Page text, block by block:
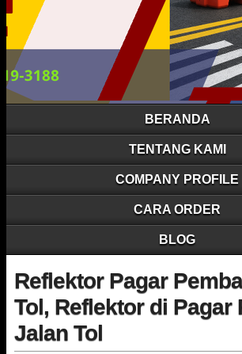
BERANDA
TENTANG KAMI
COMPANY PROFILE
CARA ORDER
BLOG
Reflektor Pagar
Tol, Reflektor di Pagar
Jalan Tol